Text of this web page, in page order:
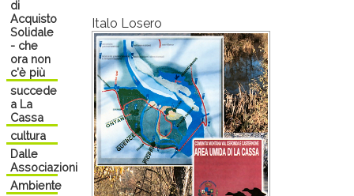
di
Acquisto
Solidale
- che
ora non
c'è più
succede
a La
Cassa
cultura
Dalle
Associazioni
Ambiente
Italo Losero